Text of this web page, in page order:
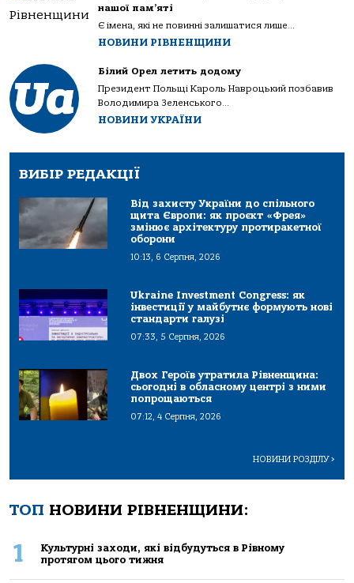
нашої пам’яті
Є імена, які не повинні залишатися лише...
НОВИНИ РІВНЕНЩИНИ
Білий Орел летить додому
Президент Польщі Кароль Навроцький позбавив
Володимира Зеленського...
НОВИНИ УКРАЇНИ
ВИБІР РЕДАКЦІЇ
Від захисту України до спільного
щита Європи: як проєкт «Фрея»
змінює архітектуру протиракетної
оборони
10:13, 6 Серпня, 2026
Ukraine Investment Congress: як
інвестиції у майбутнє формують нові
стандарти галузі
07:33, 5 Серпня, 2026
Двох Героїв утратила Рівненщина:
сьогодні в обласному центрі з ними
попрощаються
07:12, 4 Серпня, 2026
НОВИНИ РОЗДІЛУ>
ТОП НОВИНИ РІВНЕНЩИНИ:
1
Культурні заходи, які відбудуться в Рівному
протягом цього тижня